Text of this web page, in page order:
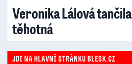
Veronika Lálová tančila
těhotná
JDI NA HLAVNÍ STRÁNKU BLESK.CZ